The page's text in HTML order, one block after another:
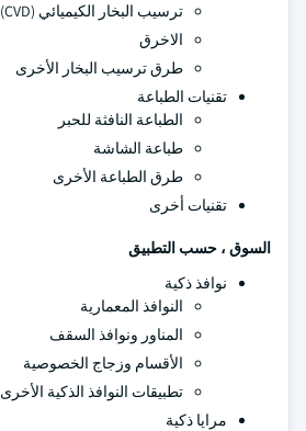
ترسيب البخار الكيميائي (CVD)
الاخرق
طرق ترسيب البخار الأخرى
تقنيات الطباعة
الطباعة النافثة للحبر
طباعة الشاشة
طرق الطباعة الأخرى
تقنيات أخرى
السوق ، حسب التطبيق
نوافذ ذكية
النوافذ المعمارية
المناور ونوافذ السقف
الأقسام وزجاج الخصوصية
تطبيقات النوافذ الذكية الأخرى
مرايا ذكية